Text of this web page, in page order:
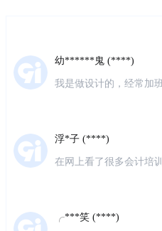
我是做设计的，经常加
习会计，就在网上搜索
在网上看了很多会计培
老师也很专业，听不懂
前期一直是从事会计基